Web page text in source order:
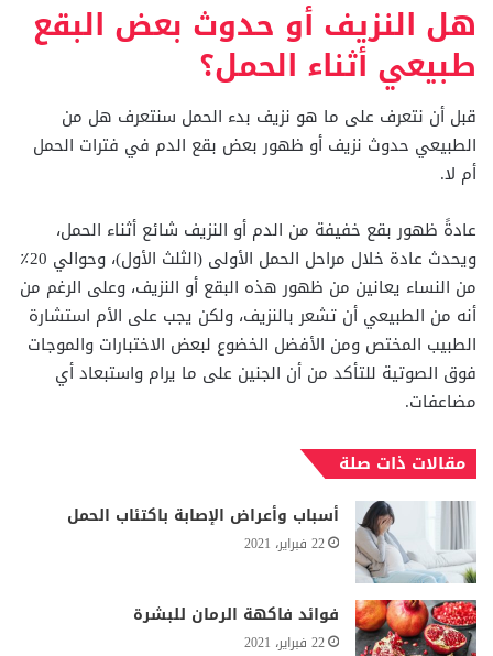
هل النزيف أو حدوث بعض البقع
طبيعي أثناء الحمل؟
قبل أن نتعرف على ما هو نزيف بدء الحمل سنتعرف هل من
الطبيعي حدوث نزيف أو ظهور بعض بقع الدم في فترات الحمل
أم لا.
عادةً ظهور بقع خفيفة من الدم أو النزيف شائع أثناء الحمل،
ويحدث عادة خلال مراحل الحمل الأولى (الثلث الأول)، وحوالي 20٪
من النساء يعانين من ظهور هذه البقع أو النزيف، وعلى الرغم من
أنه من الطبيعي أن تشعر بالنزيف، ولكن يجب على الأم استشارة
الطبيب المختص ومن الأفضل الخضوع لبعض الاختبارات والموجات
فوق الصوتية للتأكد من أن الجنين على ما يرام واستبعاد أي
مضاعفات.
مقالات ذات صلة
أسباب وأعراض الإصابة باكتئاب الحمل
22 فبراير، 2021
فوائد فاكهة الرمان للبشرة
22 فبراير، 2021